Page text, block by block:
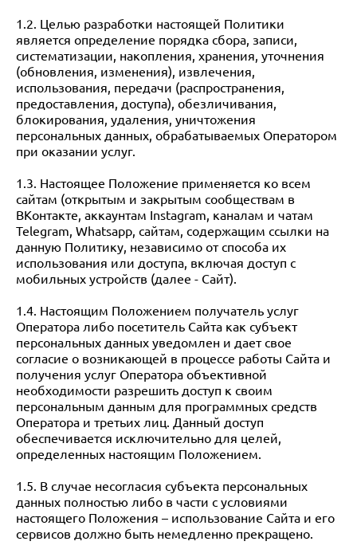
1.2. Целью разработки настоящей Политики
является определение порядка сбора, записи,
систематизации, накопления, хранения, уточнения
(обновления, изменения), извлечения,
использования, передачи (распространения,
предоставления, доступа), обезличивания,
блокирования, удаления, уничтожения
персональных данных, обрабатываемых Оператором
при оказании услуг.
1.3. Настоящее Положение применяется ко всем
сайтам (открытым и закрытым сообществам в
ВКонтакте, аккаунтам Instagram, каналам и чатам
Telegram, Whatsapp, сайтам, содержащим ссылки на
данную Политику, независимо от способа их
использования или доступа, включая доступ с
мобильных устройств (далее - Сайт).
1.4. Настоящим Положением получатель услуг
Оператора либо посетитель Сайта как субъект
персональных данных уведомлен и дает свое
согласие о возникающей в процессе работы Сайта и
получения услуг Оператора объективной
необходимости разрешить доступ к своим
персональным данным для программных средств
Оператора и третьих лиц. Данный доступ
обеспечивается исключительно для целей,
определенных настоящим Положением.
1.5. В случае несогласия субъекта персональных
данных полностью либо в части с условиями
настоящего Положения – использование Сайта и его
сервисов должно быть немедленно прекращено.